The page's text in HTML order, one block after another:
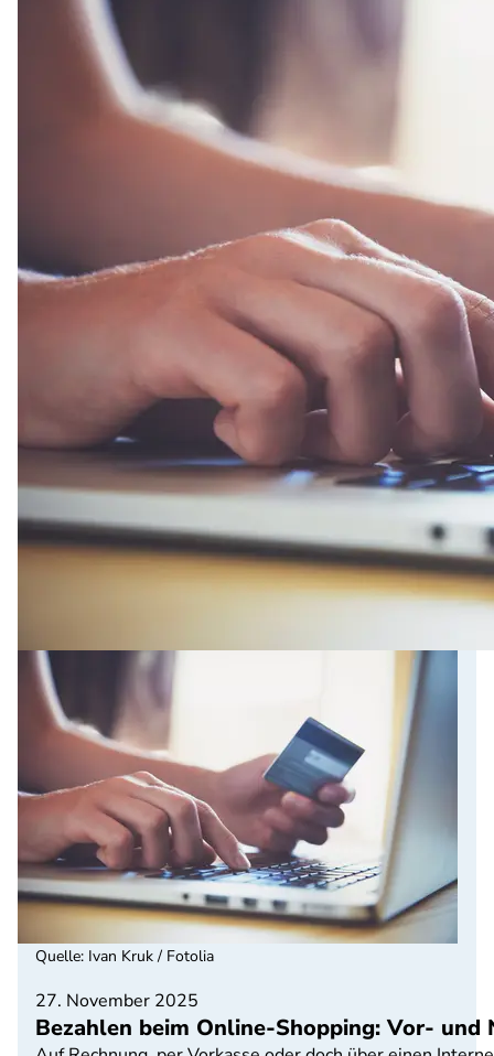
27. November 2025
Bezahlen beim Online-Shopping: Vor- und
Quelle: Ivan Kruk / Fotolia